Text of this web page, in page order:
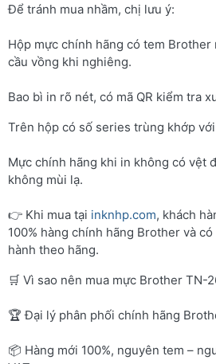
Để tránh mua nhầm, chị lưu ý:
Hộp mực chính hãng có tem Brother
cầu vồng khi nghiêng.
Bao bì in rõ nét, có mã QR kiểm tra
Trên hộp có số series trùng khớp
Mực chính hãng khi in không có vệt
không mùi lạ.
👉 Khi mua tại inknhp.com, khách
100% hàng chính hãng Brother và có
hành theo hãng.
🛒 Vì sao nên mua mực Brother TN-
🏆 Đại lý phân phối chính hãng
📦 Hàng mới 100%, nguyên tem –